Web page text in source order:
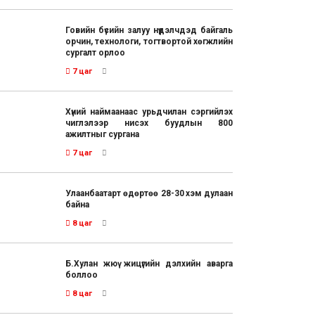
Говийн бүсийн залуу нүүдэлчдэд байгаль
орчин, технологи, тогтвортой хөгжлийн
сургалт орлоо
7 цаг
Хүний наймаанаас урьдчилан сэргийлэх
чиглэлээр нисэх буудлын 800
ажилтныг сургана
7 цаг
Улаанбаатарт өдөртөө 28-30 хэм дулаан
байна
8 цаг
Б.Хулан жюү жицүгийн дэлхийн аварга
боллоо
8 цаг